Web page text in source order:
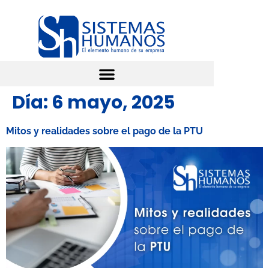
Día: 6 mayo, 2025
Mitos y realidades sobre el pago de la PTU